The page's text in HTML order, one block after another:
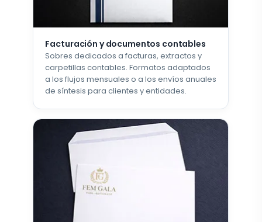
Facturación y documentos contables
Sobres dedicados a facturas, extractos y
carpetillas contables. Formatos adaptados
a los flujos mensuales o a los envíos anuales
de síntesis para clientes y entidades.